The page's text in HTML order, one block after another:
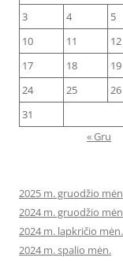
3
4 5
10
11 12
17
18 19
24
25 26
31
« Gru
2025 m. gruodžio
2024 m. gruodžio
2024 m. lapkričio mėn.
2024 m. spalio mėn.